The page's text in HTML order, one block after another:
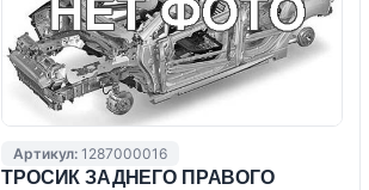
Артикул:1287000016
ТРОСИК ЗАДНЕГО ПРАВОГО